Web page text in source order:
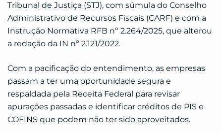
Tribunal de Justiça (STJ), com súmula do Conselho
Administrativo de Recursos Fiscais (CARF) e com a
Instrução Normativa RFB nº 2.264/2025, que alterou
a redação da IN nº 2.121/2022.
Com a pacificação do entendimento, as empresas
passam a ter uma oportunidade segura e
respaldada pela Receita Federal para revisar
apurações passadas e identificar créditos de PIS e
COFINS que podem não ter sido aproveitados.